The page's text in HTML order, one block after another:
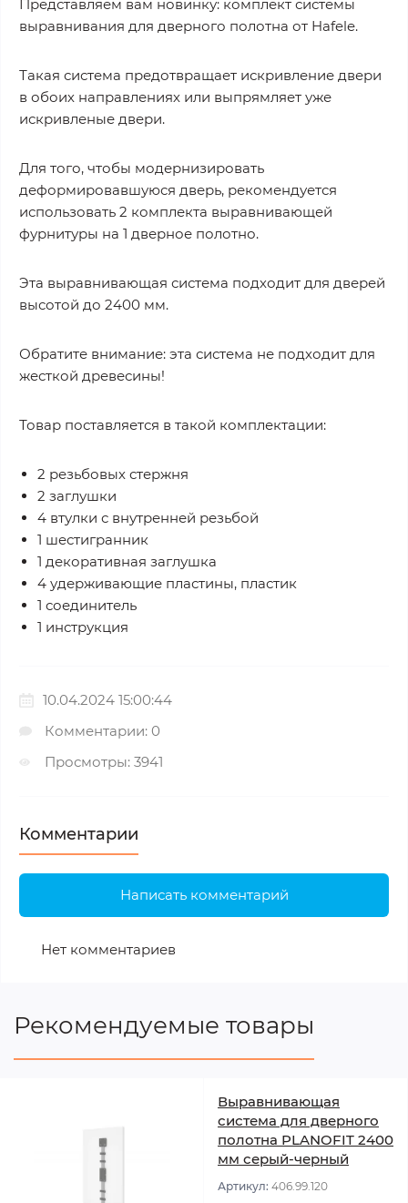
Представляем вам новинку: комплект системы
выравнивания для дверного полотна от Hafele.
Такая система предотвращает искривление двери
в обоих направлениях или выпрямляет уже
искривленые двери.
Для того, чтобы модернизировать
деформировавшуюся дверь, рекомендуется
использовать 2 комплекта выравнивающей
фурнитуры на 1 дверное полотно.
Эта выравнивающая система подходит для дверей
высотой до 2400 мм.
Обратите внимание: эта система не подходит для
жесткой древесины!
Товар поставляется в такой комплектации:
2 резьбовых стержня
2 заглушки
4 втулки с внутренней резьбой
1 шестигранник
1 декоративная заглушка
4 удерживающие пластины, пластик
1 соединитель
1 инструкция
10.04.2024 15:00:44
Комментарии: 0
Просмотры: 3941
Комментарии
Написать комментарий
Нет комментариев
Рекомендуемые товары
Выравнивающая
система для дверного
полотна PLANOFIT 2400
мм серый-черный
Артикул: 406.99.120